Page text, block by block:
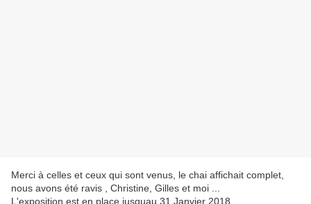
Merci à celles et ceux qui sont venus, le chai affichait complet,
nous avons été ravis , Christine, Gilles et moi ...
L'exposition est en place jusquau 31 Janvier 2018